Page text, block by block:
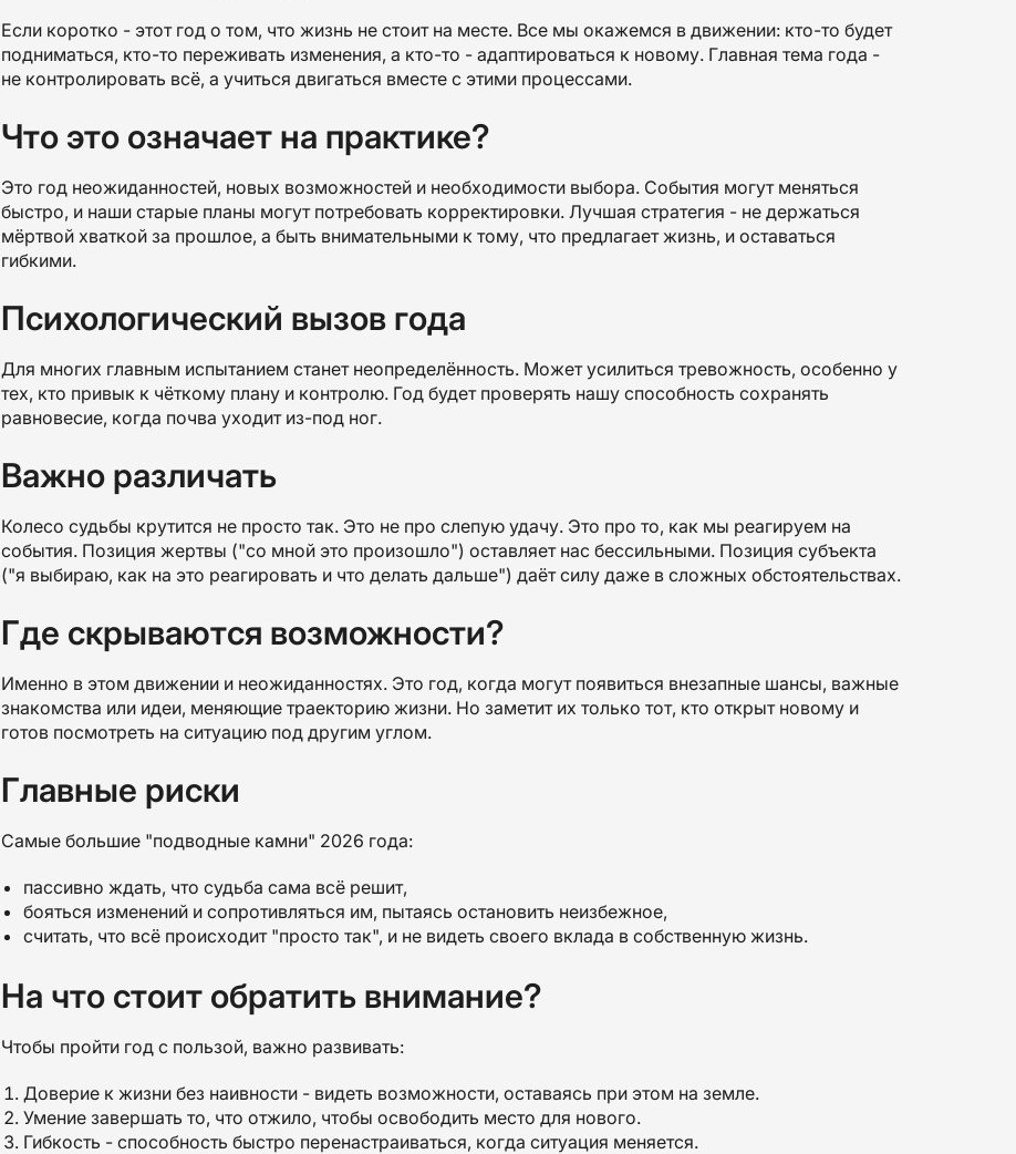
Если коротко - этот год о том, что жизнь не стоит на месте. Все мы окажемся в движении: кто-то будет
подниматься, кто-то переживать изменения, а кто-то - адаптироваться к новому. Главная тема года -
не контролировать всё, а учиться двигаться вместе с этими процессами.
Что это означает на практике?
Это год неожиданностей, новых возможностей и необходимости выбора. События могут меняться
быстро, и наши старые планы могут потребовать корректировки. Лучшая стратегия - не держаться
мёртвой хваткой за прошлое, а быть внимательными к тому, что предлагает жизнь, и оставаться
гибкими.
Психологический вызов года
Для многих главным испытанием станет неопределённость. Может усилиться тревожность, особенно у
тех, кто привык к чёткому плану и контролю. Год будет проверять нашу способность сохранять
равновесие, когда почва уходит из-под ног.
Важно различать
Колесо судьбы крутится не просто так. Это не про слепую удачу. Это про то, как мы реагируем на
события. Позиция жертвы ("со мной это произошло") оставляет нас бессильными. Позиция субъекта
("я выбираю, как на это реагировать и что делать дальше") даёт силу даже в сложных обстоятельствах.
Где скрываются возможности?
Именно в этом движении и неожиданностях. Это год, когда могут появиться внезапные шансы, важные
знакомства или идеи, меняющие траекторию жизни. Но заметит их только тот, кто открыт новому и
готов посмотреть на ситуацию под другим углом.
Главные риски
Самые большие "подводные камни" 2026 года:
пассивно ждать, что судьба сама всё решит,
бояться изменений и сопротивляться им, пытаясь остановить неизбежное,
считать, что всё происходит "просто так", и не видеть своего вклада в собственную жизнь.
На что стоит обратить внимание?
Чтобы пройти год с пользой, важно развивать:
Доверие к жизни без наивности - видеть возможности, оставаясь при этом на земле.
Умение завершать то, что отжило, чтобы освободить место для нового.
Гибкость - способность быстро перенастраиваться, когда ситуация меняется.